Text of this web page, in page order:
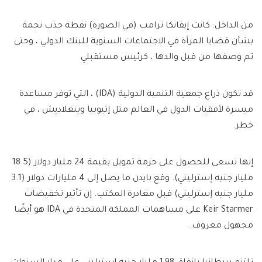
من الداخل: كانت إيفانكا ترامب (في الصورة) نقطة جذب نجمة
بشأن قضايا المرأة في الاجتماعات السنوية للبنك الدولي ، وحتى
تم وصفها من قبل والدها ، كرئيس مستقبلي
قد تكون ذراع جمعية التنمية الدولية (IDA) ، التي توفر مساعدة
ميسرة لأفقيات الدول في العالم مثل إثيوبيا وبنغلاديش ، في
خطر.
إنها تسعى للحصول على حزمة تمويل بقيمة 24 مليار دولار (18.5
مليار جنيه إسترليني). وقع بايدن ما يصل إلى 4 مليارات دولار (3.1
مليار جنيه إسترليني) قبل مغادرة المكتب. إن تأثير تخفيضات
Keir Starmer على مساهمات المملكة المتحدة في IDA هو أيضًا
مجهول معروف.